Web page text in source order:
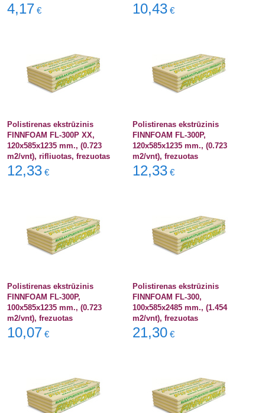
4,17 € 10,43 €
Polistirenas ekstrūzinis
FINNFOAM FL-300P XX,
120x585x1235 mm., (0.723
m2/vnt), rifliuotas, frezuotas
12,33 €
Polistirenas ekstrūzinis
FINNFOAM FL-300P,
120x585x1235 mm., (0.723
m2/vnt), frezuotas
12,33 €
Polistirenas ekstrūzinis
FINNFOAM FL-300P,
100x585x1235 mm., (0.723
m2/vnt), frezuotas
10,07 €
Polistirenas ekstrūzinis
FINNFOAM FL-300,
100x585x2485 mm., (1.454
m2/vnt), frezuotas
21,30 €